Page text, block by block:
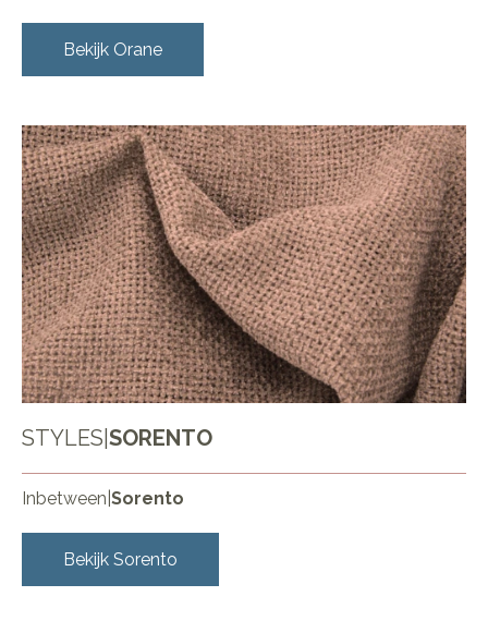
Bekijk Orane
STYLES SORENTO
Inbetween Sorento
Bekijk Sorento